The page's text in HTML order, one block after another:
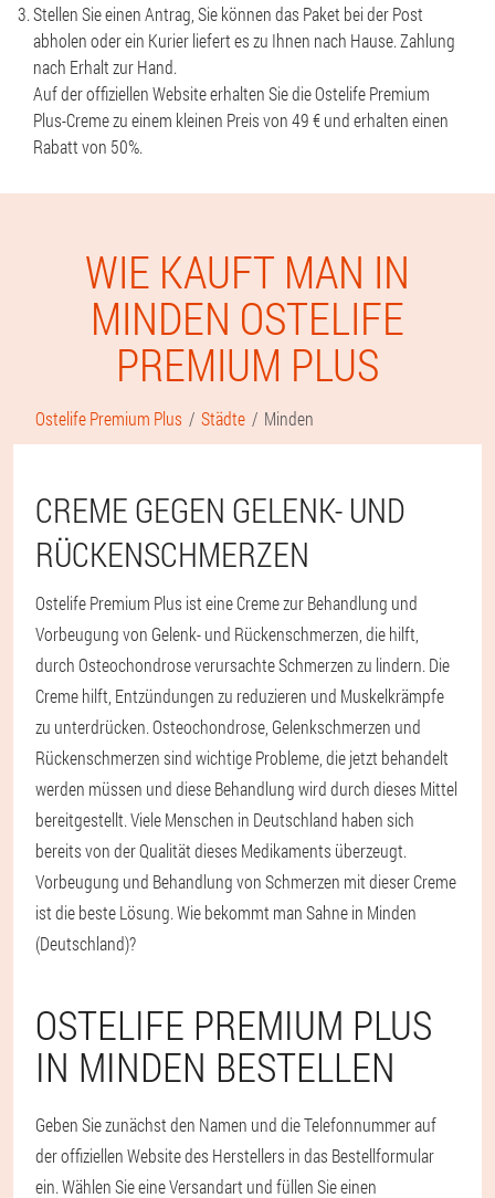
Stellen Sie einen Antrag, Sie können das Paket bei der Post
abholen oder ein Kurier liefert es zu Ihnen nach Hause. Zahlung
nach Erhalt zur Hand.
Auf der offiziellen Website erhalten Sie die Ostelife Premium
Plus-Creme zu einem kleinen Preis von 49 € und erhalten einen
Rabatt von 50%.
WIE KAUFT MAN IN
MINDEN OSTELIFE
PREMIUM PLUS
Ostelife Premium Plus Städte Minden
CREME GEGEN GELENK- UND
RÜCKENSCHMERZEN
Ostelife Premium Plus ist eine Creme zur Behandlung und
Vorbeugung von Gelenk- und Rückenschmerzen, die hilft,
durch Osteochondrose verursachte Schmerzen zu lindern. Die
Creme hilft, Entzündungen zu reduzieren und Muskelkrämpfe
zu unterdrücken. Osteochondrose, Gelenkschmerzen und
Rückenschmerzen sind wichtige Probleme, die jetzt behandelt
werden müssen und diese Behandlung wird durch dieses Mittel
bereitgestellt. Viele Menschen in Deutschland haben sich
bereits von der Qualität dieses Medikaments überzeugt.
Vorbeugung und Behandlung von Schmerzen mit dieser Creme
ist die beste Lösung. Wie bekommt man Sahne in Minden
(Deutschland)?
OSTELIFE PREMIUM PLUS
IN MINDEN BESTELLEN
Geben Sie zunächst den Namen und die Telefonnummer auf
der offiziellen Website des Herstellers in das Bestellformular
ein. Wählen Sie eine Versandart und füllen Sie einen